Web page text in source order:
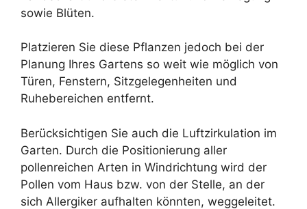
sowie Blüten.
Platzieren Sie diese Pflanzen jedoch bei der
Planung Ihres Gartens so weit wie möglich von
Türen, Fenstern, Sitzgelegenheiten und
Ruhebereichen entfernt.
Berücksichtigen Sie auch die Luftzirkulation im
Garten. Durch die Positionierung aller
pollenreichen Arten in Windrichtung wird der
Pollen vom Haus bzw. von der Stelle, an der
sich Allergiker aufhalten könnten, weggeleitet.